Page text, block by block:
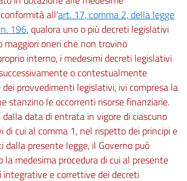
Titolo XI
CONTROLLI E DEL COORDINAMENTO
all'art. 17, comma 2, della legge
196, qualora uno o più decreti legislativi
maggiori oneri che non trovino
interno, i medesimi decreti legislativi
o contestualmente
provvedimenti legislativi, ivi compresa la
stanzino le occorrenti risorse finanziarie.
dalla data di entrata in vigore di ciascuno
di cui al comma 1, nel rispetto dei principi e
presente legge, il Governo può
medesima procedura di cui al presente
integrative e correttive dei decreti